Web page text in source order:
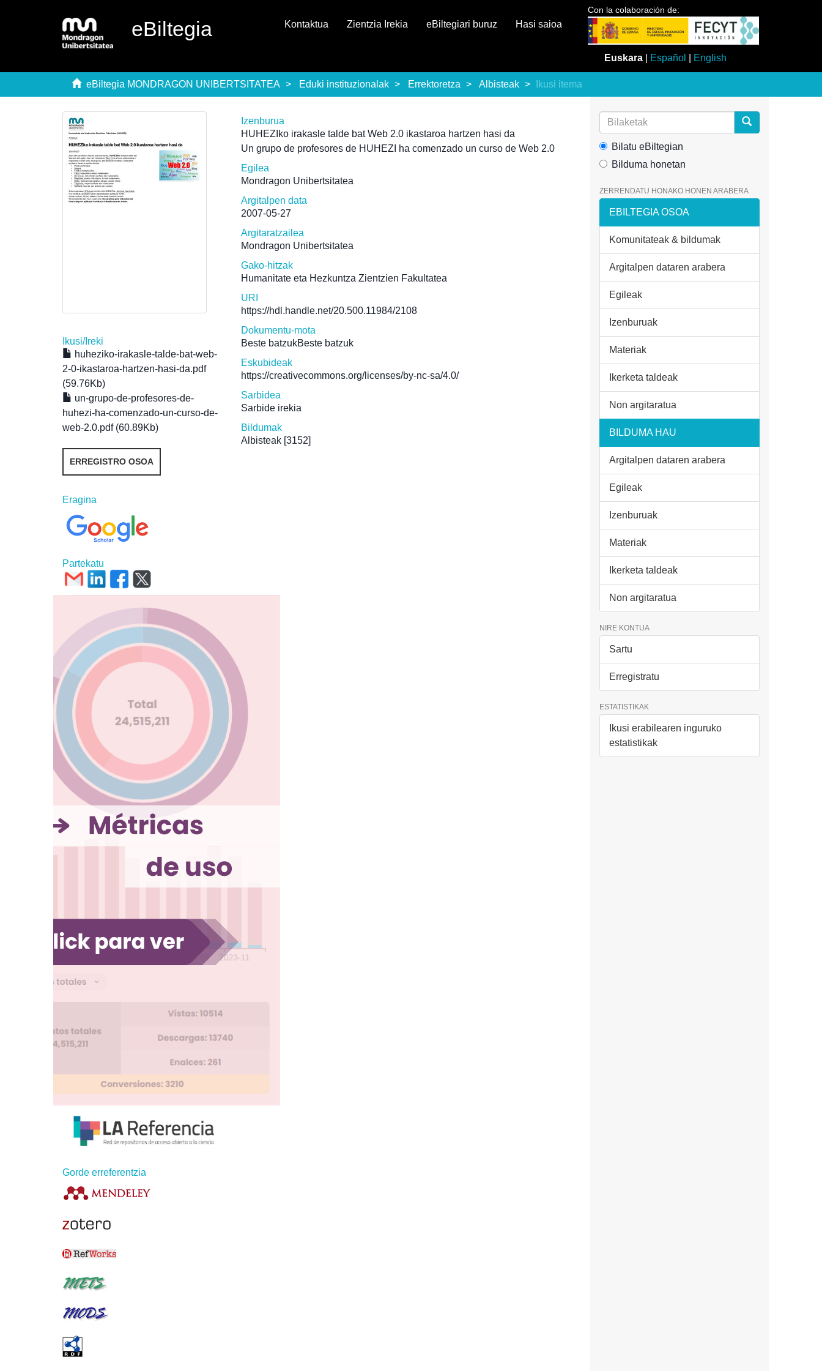
eBiltegia
Con la colaboración de:
Euskara Español English
Kontaktua Zientzia Irekia eBiltegiari buruz Hasi saioa
eBiltegia MONDRAGON UNIBERTSITATEA Eduki instituzionalak Errektoretza Albisteak Ikusi itema
Ikusi/Ireki
huheziko-irakasle-talde-bat-web-
2-0-ikastaroa-hartzen-hasi-da.pdf
(59.76Kb)
un-grupo-de-profesores-de-
huhezi-ha-comenzado-un-curso-de-
web-2.0.pdf (60.89Kb)
ERREGISTRO OSOA
Eragina
Partekatu
Gorde erreferentzia
Izenburua
HUHEZIko irakasle talde bat Web 2.0 ikastaroa hartzen hasi da
Un grupo de profesores de HUHEZI ha comenzado un curso de Web 2.0
Egilea
Mondragon Unibertsitatea
Argitalpen data
2007-05-27
Argitaratzailea
Mondragon Unibertsitatea
Gako-hitzak
Humanitate eta Hezkuntza Zientzien Fakultatea
URI
https://hdl.handle.net/20.500.11984/2108
Dokumentu-mota
Beste batzukBeste batzuk
Eskubideak
https://creativecommons.org/licenses/by-nc-sa/4.0/
Sarbidea
Sarbide irekia
Bildumak
Albisteak [3152]
Bilatu eBiltegian
Bilduma honetan
ZERRENDATU HONAKO HONEN ARABERA
EBILTEGIA OSOA
Komunitateak & bildumak
Argitalpen dataren arabera
Egileak
Izenburuak
Materiak
Ikerketa taldeak
Non argitaratua
BILDUMA HAU
Argitalpen dataren arabera
Egileak
Izenburuak
Materiak
Ikerketa taldeak
Non argitaratua
NIRE KONTUA
Sartu
Erregistratu
ESTATISTIKAK
Ikusi erabilearen inguruko
estatistikak